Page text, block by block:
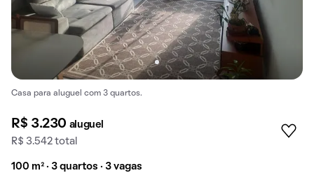
Casa para aluguel com 3 quartos.
R$ 3.230 aluguel
R$ 3.542 total
100 m² · 3 quartos · 3 vagas